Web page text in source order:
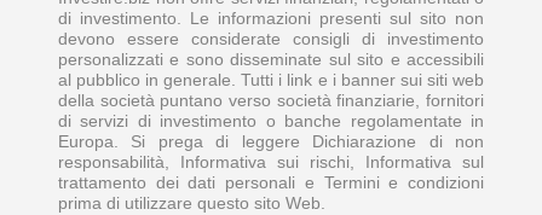
di investimento. Le informazioni presenti sul sito non
devono essere considerate consigli di investimento
personalizzati e sono disseminate sul sito e accessibili
al pubblico in generale. Tutti i link e i banner sui siti web
della società puntano verso società finanziarie, fornitori
di servizi di investimento o banche regolamentate in
Europa. Si prega di leggere Dichiarazione di non
responsabilità, Informativa sui rischi, Informativa sul
trattamento dei dati personali e Termini e condizioni
prima di utilizzare questo sito Web.